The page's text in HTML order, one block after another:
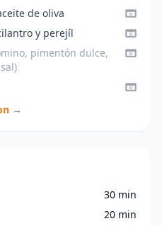
de oliva
y perejíl
pimentón dulce,
→
30 min
20 min